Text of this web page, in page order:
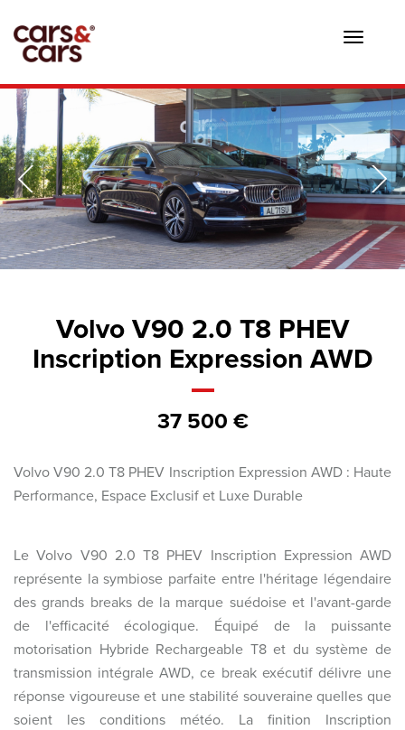
Toggle
Volvo V90 2.0 T8 PHEV
Inscription Expression AWD
37 500 €
Volvo V90 2.0 T8 PHEV Inscription Expression AWD : Haute
Performance, Espace Exclusif et Luxe Durable
Le Volvo V90 2.0 T8 PHEV Inscription Expression AWD
représente la symbiose parfaite entre l'héritage légendaire
des grands breaks de la marque suédoise et l'avant-garde
de l'efficacité écologique. Équipé de la puissante
motorisation Hybride Rechargeable T8 et du système de
transmission intégrale AWD, ce break exécutif délivre une
réponse vigoureuse et une stabilité souveraine quelles que
soient les conditions météo. La finition Inscription